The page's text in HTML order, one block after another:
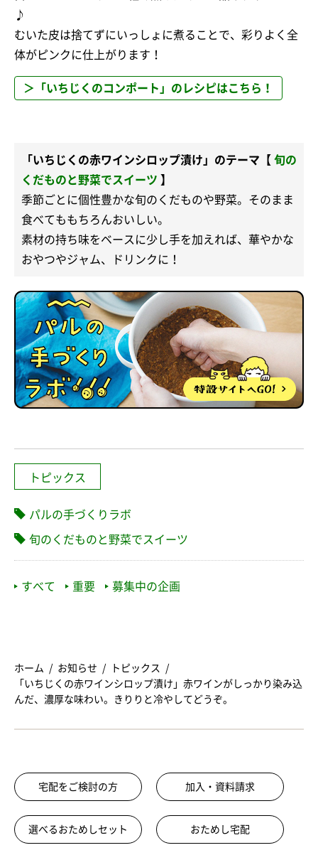
♪
むいた皮は捨てずにいっしょに煮ることで、彩りよく全
体がピンクに仕上がります！
＞「いちじくのコンポート」のレシピはこちら！
「いちじくの赤ワインシロップ漬け」のテーマ【 旬の
くだものと野菜でスイーツ 】
季節ごとに個性豊かな旬のくだものや野菜。そのまま
食べてももちろんおいしい。
素材の持ち味をベースに少し手を加えれば、華やかな
おやつやジャム、ドリンクに！
トピックス
パルの手づくりラボ
旬のくだものと野菜でスイーツ
すべて 重要 募集中の企画
ホーム お知らせ
トピックス
「いちじくの赤ワインシロップ漬け」赤ワインがしっかり染み込
んだ、濃厚な味わい。きりりと冷やしてどうぞ。
宅配をご検討の方 加入・資料請求
選べるおためしセット おためし宅配